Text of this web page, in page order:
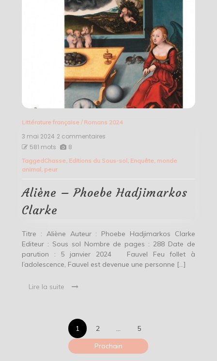
Littérature française/ Romans 2024
3 mai 2024 2 commentaires
Phoebe
581 mots 8
TaggedChasse, Editions du Sous-sol, Enquête, monde
animal, peur
Aliène – Phoebe Hadjimarkos
Clarke
Titre : Aliène Auteur : Phoebe Hadjimarkos Clarke
Editeur : Sous sol Nombre de pages : 288 Date de
parution : 5 janvier 2024 Fauvel Feu follet à
l’adolescence, Fauvel est devenue une personne […]
Lire la suite
Pagination
des
1 2 …
5
Prochain